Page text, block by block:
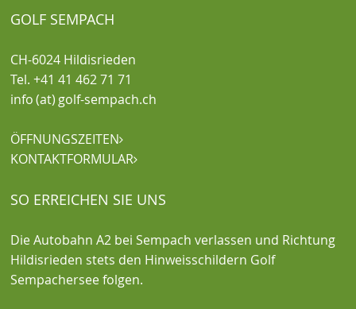
GOLF SEMPACH
CH-6024 Hildisrieden
Tel. +41 41 462 71 71
info (at) golf-sempach.ch
ÖFFNUNGSZEITEN
KONTAKTFORMULAR
SO ERREICHEN SIE UNS
Die Autobahn A2 bei Sempach verlassen und Richtung
Hildisrieden stets den Hinweisschildern Golf
Sempachersee folgen.